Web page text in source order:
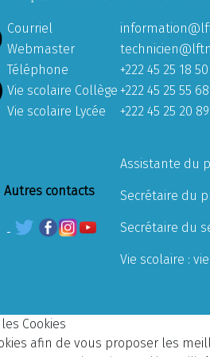
Courriel
Webmaster
Téléphone
+222 45 25 18 50
Vie scolaire Collège +222 45 25 55 68
Vie scolaire Lycée
+222 45 25 20 89
Autres contacts
Assistante du
Secrétaire du
Secrétaire du
Vie scolaire :
Cookies
afin de vous proposer les